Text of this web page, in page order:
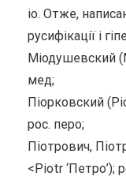
io. Отже,
русифікації і
Міодушевский
мед;
Піорковский
рос. перо;
Піотрович,
<Piotr ‘Петро’);